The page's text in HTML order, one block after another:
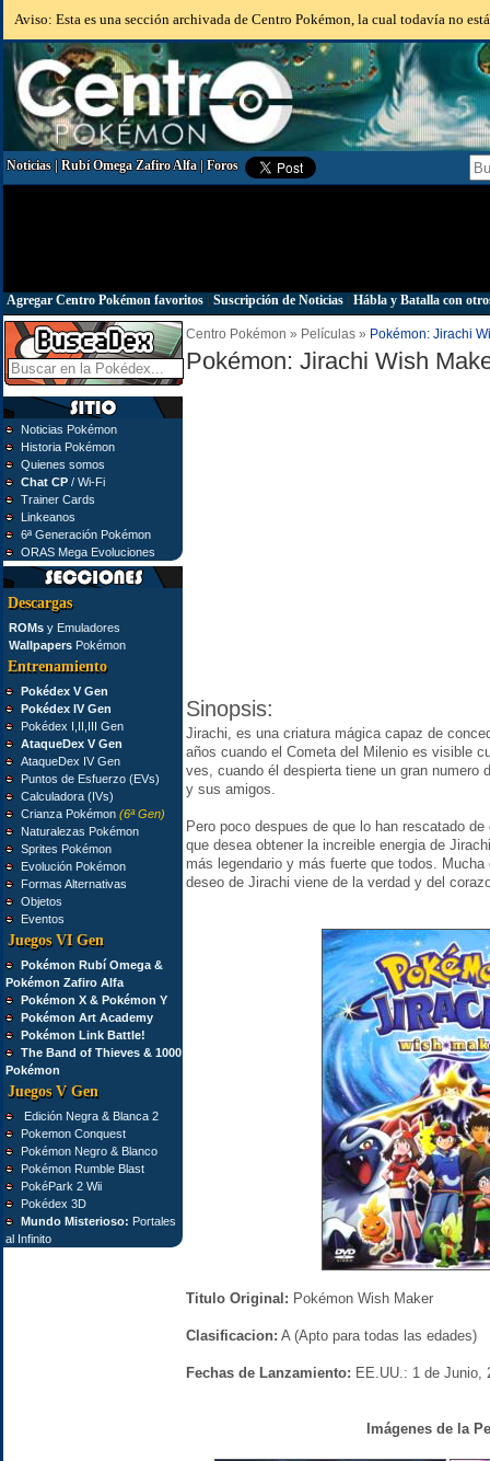
Aviso: Esta es una sección archivada de Centro Pokémon, la cual todavía no
Noticias|Rubí Omega Zafiro Alfa|Foros
Agregar Centro Pokémon favoritos Suscripción de Noticias Hábla y Batalla con
Noticias Pokémon
Historia Pokémon
Quienes somos
Chat CP / Wi-Fi
Trainer Cards
Linkeanos
6ª Generación Pokémon
ORAS Mega Evoluciones
Descargas
ROMs y Emuladores
Wallpapers Pokémon
Entrenamiento
Pokédex V Gen
Pokédex IV Gen
Pokédex I,II,III Gen
AtaqueDex V Gen
AtaqueDex IV Gen
Puntos de Esfuerzo (EVs)
Calculadora (IVs)
Crianza Pokémon (6ª Gen)
Naturalezas Pokémon
Sprites Pokémon
Evolución Pokémon
Formas Alternativas
Objetos
Eventos
Juegos VI Gen
Pokémon Rubí Omega &
Pokémon Zafiro Alfa
Pokémon X & Pokémon Y
Pokémon Art Academy
Pokémon Link Battle!
The Band of Thieves & 1000
Pokémon
Juegos V Gen
Edición Negra & Blanca 2
Pokemon Conquest
Pokémon Negro & Blanco
Pokémon Rumble Blast
PokéPark 2 Wii
Pokédex 3D
Mundo Misterioso: Portales
al Infinito
Centro Pokémon » Películas » Pokémon: Jirachi
Pokémon: Jirachi Wish
Sinopsis:
Jirachi, es una criatura mágica capaz de
años cuando el Cometa del Milenio es visible
ves, cuando él despierta tiene un gran numero
y sus amigos.
Pero poco despues de que lo han rescatado
que desea obtener la increible energia de
más legendario y más fuerte que todos.
deseo de Jirachi viene de la verdad y del
Titulo Original: Pokémon Wish Maker
Clasificacion: A (Apto para todas las edades)
Fechas de Lanzamiento: EE.UU.: 1 de Junio,
Imágenes de la